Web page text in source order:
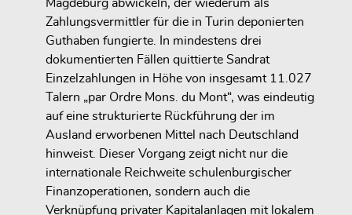
Magdeburg abwickeln, der wiederum als
Zahlungsvermittler für die in Turin deponierten
Guthaben fungierte. In mindestens drei
dokumentierten Fällen quittierte Sandrat
Einzelzahlungen in Höhe von insgesamt 11.027
Talern „par Ordre Mons. du Mont“, was eindeutig
auf eine strukturierte Rückführung der im
Ausland erworbenen Mittel nach Deutschland
hinweist. Dieser Vorgang zeigt nicht nur die
internationale Reichweite schulenburgischer
Finanzoperationen, sondern auch die
Verknüpfung privater Kapitalanlagen mit lokalem